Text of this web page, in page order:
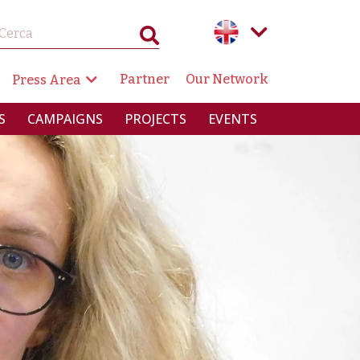
SECONDARIA
Press Area Partner Our Network
CAMPAIGNS PROJECTS EVENTS